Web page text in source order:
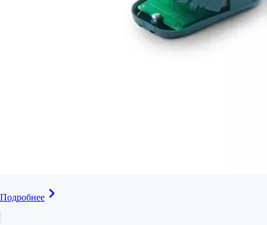
Подробнее